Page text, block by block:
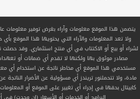
يتضمن هذا الموقع معلومات وآراء بغرض توفير معلومات
ولا تعد المعلومات والآراء التي يحتويها هذا الموقع
لشراء أو بيع أو الاكتتاب في أي منتج استثماري. وقد
مصادر موثوق بها ولكنها لا تقدم أي ضمانات أو
مستخدمي هذا الموقع أي مخاطر ناتجة عن استخدام أي
مادة، ولا تتحملنور تريندز أي مسؤولية عن الأضرار
كابيتال بحقها في إجراء أي تغيير على الموقع أو المعلومات